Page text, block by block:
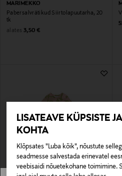
LISATEAVE KÜPSISTE
KOHTA
Klõpsates "Luba kõik", nõustute
seadmesse salvestada erinevatel
veebisaidi nõuetekohane toimimine.
MARIMEKKO
Pabersalvrätikud Siirtolapuutarha, 20
tk
alates Original Price
3,50 €
MARIMEKKO